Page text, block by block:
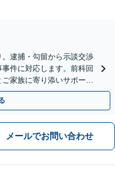
。逮捕・勾留から示談交渉
件に対応します。前科回
家族に寄り添いサポート
メールでお問い合わせ